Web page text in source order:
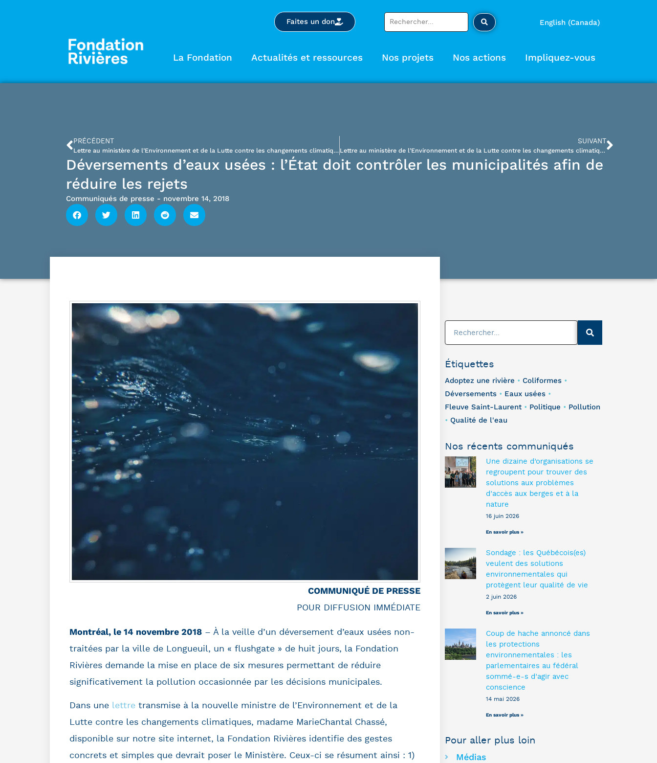
Faites un don English (Canada)
La Fondation Actualités et ressources Nos projets Nos actions Impliquez-vous
PRÉCÉDENT
Lettre au ministère de l’Environnement et de la Lutte contre les changements climatiques : Déversements planifiés d’eaux usées municipales
SUIVANT
Lettre au ministère de l’Environnement et de la Lutte contre les changements climatiques : Autorisation à des développements immobiliers polluants
Déversements d’eaux usées : l’État doit contrôler les municipalités afin de
réduire les rejets
Communiqués de presse - novembre 14, 2018
COMMUNIQUÉ DE PRESSE
POUR DIFFUSION IMMÉDIATE
Montréal, le 14 novembre 2018 – À la veille d’un déversement d’eaux usées non-
traitées par la ville de Longueuil, un « flushgate » de huit jours, la Fondation
Rivières demande la mise en place de six mesures permettant de réduire
significativement la pollution occasionnée par les décisions municipales.
Dans une lettre transmise à la nouvelle ministre de l’Environnement et de la
Lutte contre les changements climatiques, madame MarieChantal Chassé,
disponible sur notre site internet, la Fondation Rivières identifie des gestes
concrets et simples que devrait poser le Ministère. Ceux-ci se résument ainsi : 1)
Étiquettes
Adoptez une rivière • Coliformes •
Déversements • Eaux usées •
Fleuve Saint-Laurent • Politique • Pollution
• Qualité de l'eau
Nos récents communiqués
Une dizaine d’organisations se
regroupent pour trouver des
solutions aux problèmes
d’accès aux berges et à la
nature
16 juin 2026
En savoir plus »
Sondage : les Québécois(es)
veulent des solutions
environnementales qui
protègent leur qualité de vie
2 juin 2026
En savoir plus »
Coup de hache annoncé dans
les protections
environnementales : les
parlementaires au fédéral
sommé-e-s d’agir avec
conscience
14 mai 2026
En savoir plus »
Pour aller plus loin
Médias